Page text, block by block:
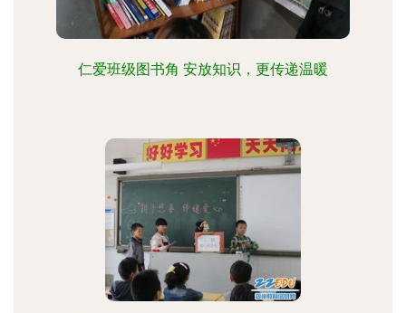
仁爱班级图书角 安放知识，更传递温暖